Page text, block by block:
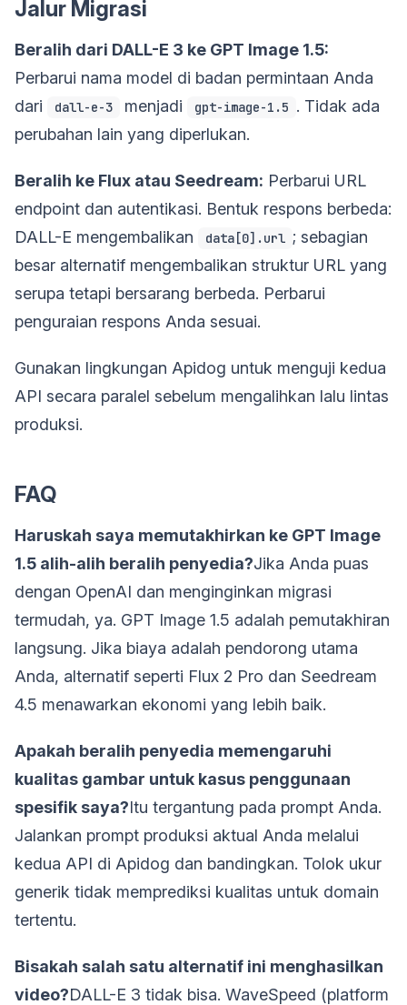
Jalur Migrasi
Beralih dari DALL-E 3 ke GPT Image 1.5:
Perbarui nama model di badan permintaan Anda
dari
dall-e-3 menjadi gpt-image-1.5 . Tidak ada
perubahan lain yang diperlukan.
Beralih ke Flux atau Seedream: Perbarui URL
endpoint dan autentikasi. Bentuk respons berbeda:
DALL-E mengembalikan
data[0].url ; sebagian
besar alternatif mengembalikan struktur URL yang
serupa tetapi bersarang berbeda. Perbarui
penguraian respons Anda sesuai.
Gunakan lingkungan Apidog untuk menguji kedua
API secara paralel sebelum mengalihkan lalu lintas
produksi.
FAQ
Haruskah saya memutakhirkan ke GPT Image
1.5 alih-alih beralih penyedia?Jika Anda puas
dengan OpenAI dan menginginkan migrasi
termudah, ya. GPT Image 1.5 adalah pemutakhiran
langsung. Jika biaya adalah pendorong utama
Anda, alternatif seperti Flux 2 Pro dan Seedream
4.5 menawarkan ekonomi yang lebih baik.
Apakah beralih penyedia memengaruhi
kualitas gambar untuk kasus penggunaan
spesifik saya?Itu tergantung pada prompt Anda.
Jalankan prompt produksi aktual Anda melalui
kedua API di Apidog dan bandingkan. Tolok ukur
generik tidak memprediksi kualitas untuk domain
tertentu.
Bisakah salah satu alternatif ini menghasilkan
video?DALL-E 3 tidak bisa. WaveSpeed (platform